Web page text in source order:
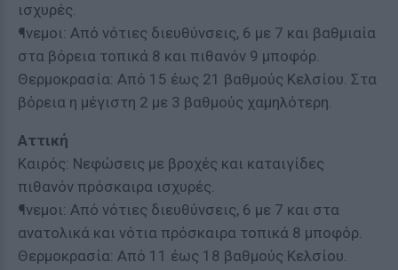
ισχυρές.
¶νεμοι: Από νότιες διευθύνσεις, 6 με 7 και βαθμιαία
στα βόρεια τοπικά 8 και πιθανόν 9 μποφόρ.
Θερμοκρασία: Από 15 έως 21 βαθμούς Κελσίου. Στα
βόρεια η μέγιστη 2 με 3 βαθμούς χαμηλότερη.
Αττική
Καιρός: Νεφώσεις με βροχές και καταιγίδες
πιθανόν πρόσκαιρα ισχυρές.
¶νεμοι: Από νότιες διευθύνσεις, 6 με 7 και στα
ανατολικά και νότια πρόσκαιρα τοπικά 8 μποφόρ.
Θερμοκρασία: Από 11 έως 18 βαθμούς Κελσίου.